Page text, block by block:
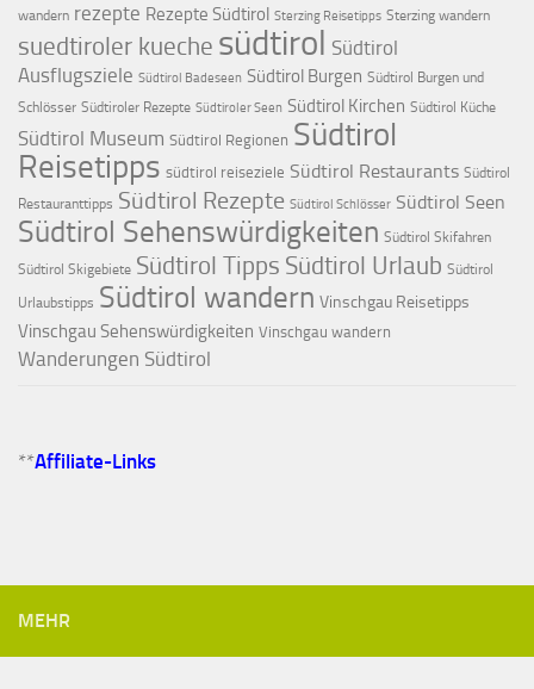
wandern rezepte Rezepte Südtirol Sterzing Reisetipps Sterzing wandern
suedtiroler kueche südtirol Südtirol
Ausflugsziele Südtirol Badeseen Südtirol Burgen Südtirol Burgen und
Schlösser Südtiroler Rezepte Südtiroler Seen Südtirol Kirchen Südtirol Küche
Südtirol Museum Südtirol Regionen Südtirol
Reisetipps südtirol reiseziele Südtirol Restaurants Südtirol
Restauranttipps Südtirol Rezepte Südtirol Schlösser Südtirol Seen
Südtirol Sehenswürdigkeiten Südtirol Skifahren
Südtirol Skigebiete Südtirol Tipps Südtirol Urlaub Südtirol
Urlaubstipps Südtirol wandern Vinschgau Reisetipps
Vinschgau Sehenswürdigkeiten Vinschgau wandern
Wanderungen Südtirol
**Affiliate-Links
MEHR